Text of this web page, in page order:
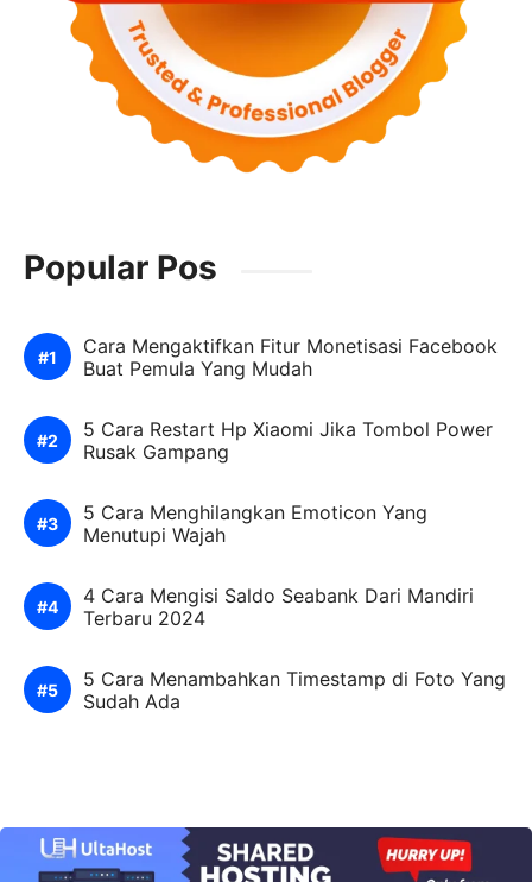
Popular Pos
Cara Mengaktifkan Fitur Monetisasi Facebook
Buat Pemula Yang Mudah
5 Cara Restart Hp Xiaomi Jika Tombol Power
Rusak Gampang
5 Cara Menghilangkan Emoticon Yang
Menutupi Wajah
4 Cara Mengisi Saldo Seabank Dari Mandiri
Terbaru 2024
5 Cara Menambahkan Timestamp di Foto Yang
Sudah Ada